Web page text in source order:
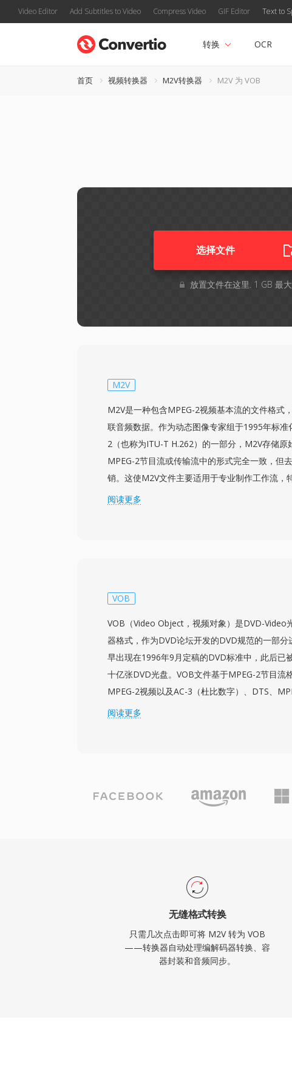
Video Editor Add Subtitles to Video Compress Video GIF Editor Text to
转换 OCR
首页 视频转换器 M2V转换器 M2V 为 VOB
选择文件
放置文件在这里. 1 GB 最
M2V
M2V是一种包含MPEG-2视频基本流的文件格式
联音频数据。作为动态图像专家组于1995年标准
2（也称为ITU-T H.262）的一部分，M2V存储原
MPEG-2节目流或传输流中的形式完全一致，但
销。这使M2V文件主要适用于专业制作工作流
视频和音频流需要分别准备和编码，然后再复合
AC3或LPCM音频文件，使该格式成为专业光盘母
阅读更多
VOB
VOB（Video Object，视频对象）是DVD-Video
器格式，作为DVD论坛开发的DVD规范的一部分
早出现在1996年9月定稿的DVD标准中，此后已
十亿张DVD光盘。VOB文件基于MPEG-2节目流
MPEG-2视频以及AC-3（杜比数字）、DTS、
LPCM格式的音频。除音视频外，VOB文件还承
NTSC（720x480）和PAL（720x576）视频分辨
率最高9.8 Mbps。将视频、多音轨、字幕和导航
阅读更多
无缝格式转换
只需几次点击即可将 M2V 转为 VOB
——转换器自动处理编解码器转换、容
器封装和音频同步。